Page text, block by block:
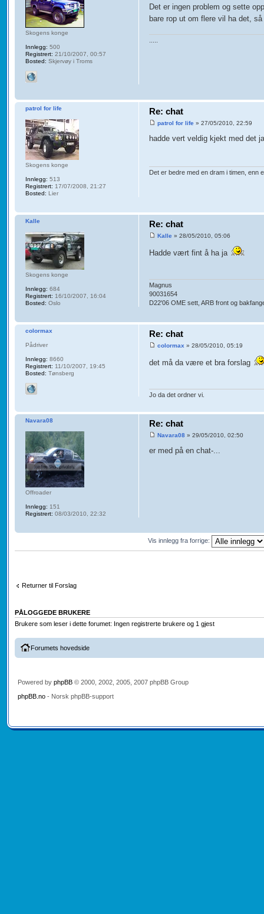
Det er ingen problem og sette
bare rop ut om flere vil ha det,
Skogens konge
Innlegg: 500
Registrert: 21/10/2007, 00:57
Bosted: Skjervøy i Troms
Re: chat
patrol for life » 27/05/2010, 22:59
hadde vert veldig kjekt med det
Det er bedre med en dram i timen, enn
patrol for life
Skogens konge
Innlegg: 513
Registrert: 17/07/2008, 21:27
Bosted: Lier
Re: chat
Kalle » 28/05/2010, 05:06
Hadde vært fint å ha ja
Magnus
90031654
D22'06 OME sett, ARB front og
Kalle
Skogens konge
Innlegg: 684
Registrert: 16/10/2007, 16:04
Bosted: Oslo
Re: chat
colormax » 28/05/2010, 05:19
det må da være et bra forslag
Jo da det ordner vi.
colormax
Pådriver
Innlegg: 8660
Registrert: 11/10/2007, 19:45
Bosted: Tønsberg
Re: chat
Navara08 » 29/05/2010, 02:50
er med på en chat-...
Navara08
Offroader
Innlegg: 151
Registrert: 08/03/2010, 22:32
Vis innlegg fra forrige:
Returner til Forslag
PÅLOGGEDE BRUKERE
Brukere som leser i dette forumet: Ingen registrerte brukere og 1 gjest
Forumets hovedside
Powered by phpBB© 2000, 2002, 2005, 2007 phpBB Group
phpBB.no- Norsk phpBB-support